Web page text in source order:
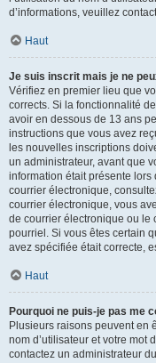
d’informations, veuillez
Haut
Je suis inscrit mais je ne
Vérifiez en premier lieu que
corrects. Si la fonctionnalité
avoir en dessous de 13 ans
instructions que vous avez
les nouvelles inscriptions
un administrateur, avant que
information était présente
courrier électronique,
courrier électronique, vous
de courrier électronique ou le
pourriel. Si vous êtes certain
avez spécifiée était correcte,
Haut
Pourquoi ne puis-je pas me
Plusieurs raisons peuvent en
nom d’utilisateur et votre mot
contactez un administrateur